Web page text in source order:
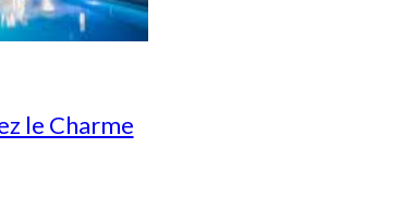
le Charme